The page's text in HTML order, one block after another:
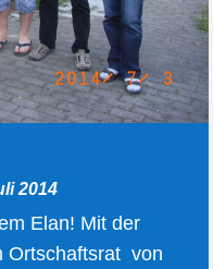
2014
Elan! Mit der
Ortschaftsrat von